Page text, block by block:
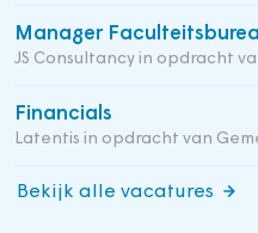
Manager
JS Consultancy in opdracht
Financials
Latentis in opdracht van
Bekijk alle vacatures